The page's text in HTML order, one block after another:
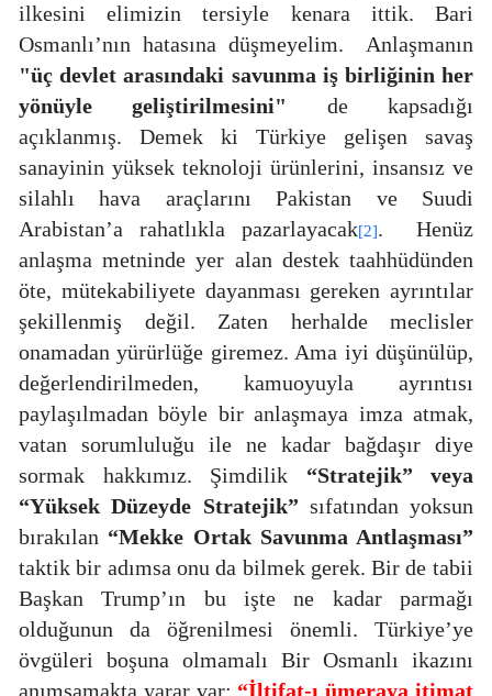
ilkesini elimizin tersiyle kenara ittik. Bari
Osmanlı’nın hatasına düşmeyelim.
Anlaşmanın
"üç devlet arasındaki savunma iş birliğinin her
yönüyle geliştirilmesini"
de kapsadığı
açıklanmış. Demek ki Türkiye gelişen savaş
sanayinin yüksek teknoloji ürünlerini, insansız ve
silahlı hava araçlarını Pakistan ve Suudi
Arabistan’a rahatlıkla pazarlayacak[2].
Henüz
anlaşma metninde yer alan destek taahhüdünden
öte, mütekabiliyete dayanması gereken ayrıntılar
şekillenmiş değil. Zaten herhalde meclisler
onamadan yürürlüğe giremez. Ama iyi düşünülüp,
değerlendirilmeden, kamuoyuyla ayrıntısı
paylaşılmadan böyle bir anlaşmaya imza atmak,
vatan sorumluluğu ile ne kadar bağdaşır diye
sormak hakkımız. Şimdilik “Stratejik” veya
“Yüksek Düzeyde Stratejik” sıfatından yoksun
bırakılan “Mekke Ortak Savunma Antlaşması”
taktik bir adımsa onu da bilmek gerek. Bir de tabii
Başkan Trump’ın bu işte ne kadar parmağı
olduğunun da öğrenilmesi önemli. Türkiye’ye
övgüleri boşuna olmamalı Bir Osmanlı ikazını
anımsamakta yarar var: “İltifat-ı ümeraya itimat